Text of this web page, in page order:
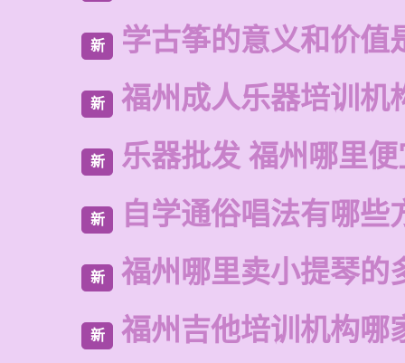
新 学古筝的意义和价值
新 福州成人乐器培训机
新 乐器批发 福州哪里
新 自学通俗唱法有哪些
新 福州哪里卖小提琴的
新 福州吉他培训机构哪